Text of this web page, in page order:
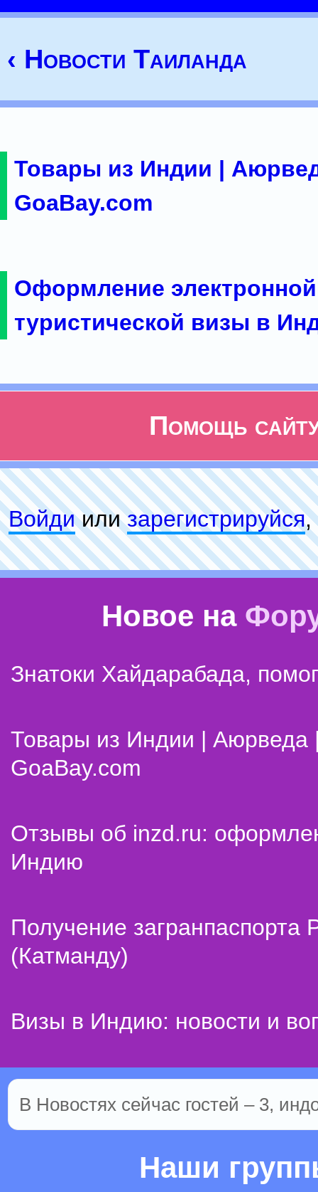
‹ Новости Таиланда
Товары из Индии |
GoaBay.com
Оформление электронной
туристической визы в
Помощь
Войдиилизарeгиcтpируйся,
Новое на
Знатоки Хайдарабада,
Товары из Индии | Аюрведа
GoaBay.com
Отзывы об inzd.ru:
Индию
Получение
(Катманду)
Визы в Индию: новости и
В Новостях сейчас гостей – 3,
Наши